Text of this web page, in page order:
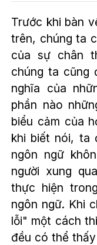
Trước khi bàn
trên, chúng ta
của sự chân
chúng ta cũng
nghĩa của
phần nào
biểu cảm của
khi biết nói, ta
ngôn ngữ
người xung
thực hiện
ngôn ngữ. Khi
lỗi" một cách
đều có thể